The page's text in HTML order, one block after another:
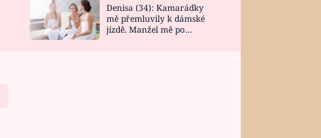
DESIGN
Denisa (34): Kamarádky
mě přemluvily k dámské
jízdě. Manžel mě po